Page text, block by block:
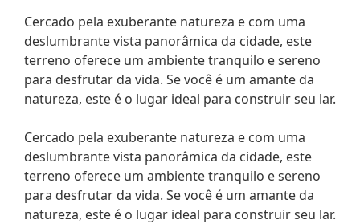
Cercado pela exuberante natureza e com uma
deslumbrante vista panorâmica da cidade, este
terreno oferece um ambiente tranquilo e sereno
para desfrutar da vida. Se você é um amante da
natureza, este é o lugar ideal para construir seu lar.
Cercado pela exuberante natureza e com uma
deslumbrante vista panorâmica da cidade, este
terreno oferece um ambiente tranquilo e sereno
para desfrutar da vida. Se você é um amante da
natureza, este é o lugar ideal para construir seu lar.